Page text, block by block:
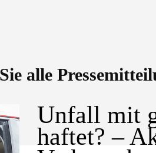
alle
Unfall mit
haftet? –